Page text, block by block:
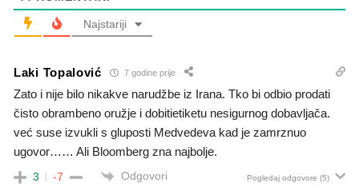
Najstariji
Laki Topalović 7 godine prije
Zato i nije bilo nikakve narudžbe iz Irana. Tko bi odbio prodati
čisto obrambeno oružje i dobitietiketu nesigurnog dobavljača.
već suse izvukli s gluposti Medvedeva kad je zamrznuo
ugovor…… Ali Bloomberg zna najbolje.
3 -7 Odgovori Pogledaj odgovore (5)